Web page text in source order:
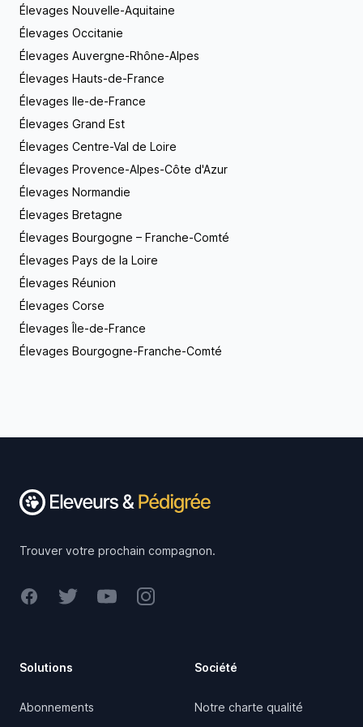
contacter. Nous vous répondrons avec grand
plaisir ! Vous pouvez nous joindre par mail ou par
téléphone. Notre élevage ouvre ses portes à tous
les visiteurs désireux d’obtenir un chiot provenant
de notre élevage. Nous nous ferons un plaisir de
permettent de découvrir d’autres éleveurs, autant
passionnés que moi. J’y rencontre également mes
futurs reproducteurs afin de vous garantir des
chiots de qualité, issus des meilleures lignées
morphologie et de comportement stable. Je suis
heureuse d’avoir pu partager ces informations avec
vous et reste à votre disposition pour toute autre
demande concernant mon élevage !
Élevages Nouvelle-Aquitaine
Élevages Occitanie
Élevages Auvergne-Rhône-Alpes
Élevages Hauts-de-France
Élevages Ile-de-France
Élevages Grand Est
Élevages Centre-Val de Loire
Élevages Provence-Alpes-Côte d'Azur
Élevages Normandie
Élevages Bretagne
Élevages Bourgogne – Franche-Comté
Élevages Pays de la Loire
Élevages Réunion
Élevages Corse
Élevages Île-de-France
Élevages Bourgogne-Franche-Comté
Trouver votre prochain compagnon.
FacebookTwitterYoutubeInstagram
Solutions
Abonnements
Société
Notre charte qualité